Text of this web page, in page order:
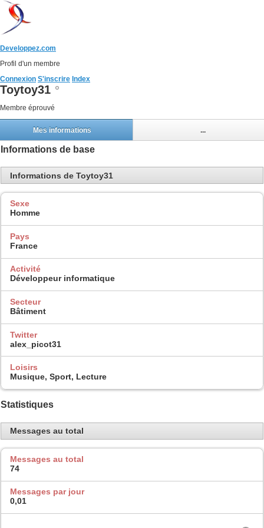
Developpez.com
Profil d'un membre
Connexion S'inscrire Index
Toytoy31
Membre éprouvé
Mes informations ...
Informations de base
Informations de Toytoy31
Sexe
Homme
Pays
France
Activité
Développeur informatique
Secteur
Bâtiment
Twitter
alex_picot31
Loisirs
Musique, Sport, Lecture
Statistiques
Messages au total
Messages au total
74
Messages par jour
0,01